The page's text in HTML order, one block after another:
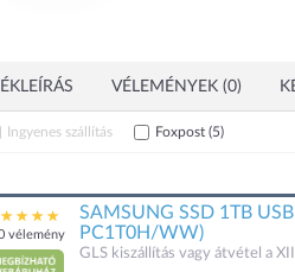
VÉLEMÉNYEK (0)
Ingyenes szállítás Foxpost (5)
vélemény
SAMSUNG SSD 1TB
PC1T0H/WW)
GLS kiszállítás vagy átvétel a